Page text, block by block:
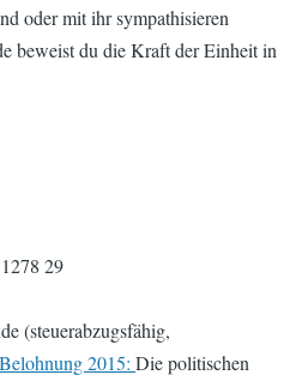
oder mit ihr sympathisieren
beweist du die Kraft der Einheit in
29
(steuerabzugsfähig,
Belohnung 2015: Die politischen